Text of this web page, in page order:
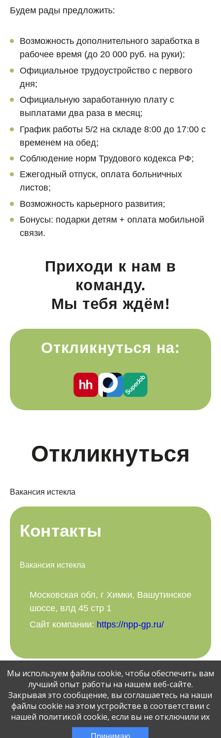
Будем рады предложить:
Возможность дополнительного заработка в
рабочее время (до 20 000 руб. на руки);
Официальное трудоустройство с первого
дня;
Официальную заработанную плату с
выплатами два раза в месяц;
График работы 5/2 на складе 8:00 до 17:00 с
временем на обед;
Соблюдение норм Трудового кодекса РФ;
Ежегодный отпуск, оплата больничных
листов;
Возможность карьерного развития;
Бонусы: подарки детям + оплата мобильной
связи.
Приходи к нам в
команду.
Мы тебя ждём!
Откликнуться на:
Откликнуться
Вакансия истекла
Контакты
Вакансия истекла
Московская обл, г Химки, Вашутинское
шоссе, влд 45 стр 1
Сайт компании: https://npp-gp.ru/
Поделитесь вакансией с друзьями:
© Jobcart, 2023
Эта вакансия размещена3 месяца назад
Мы используем файлы cookie, чтобы обеспечить вам
лучший опыт работы на нашем веб-сайте.
Закрывая это сообщение, вы соглашаетесь на наши
файлы cookie на этом устройстве в соответствии с
нашей политикой cookie, если вы не отключили их
Принимаю